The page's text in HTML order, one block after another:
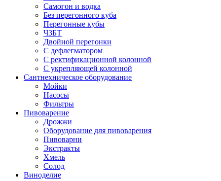
Самогон и водка
Без перегонного куба
Перегонные кубы
ЧЗБТ
Двойной перегонки
С дефлегматором
С ректификационной колонной
С укрепляющей колонной
Сантнехническое оборудование
Мойки
Насосы
Фильтры
Пивоварение
Дрожжи
Оборудование для пивоварения
Пивоварни
Экстракты
Хмель
Солод
Виноделие